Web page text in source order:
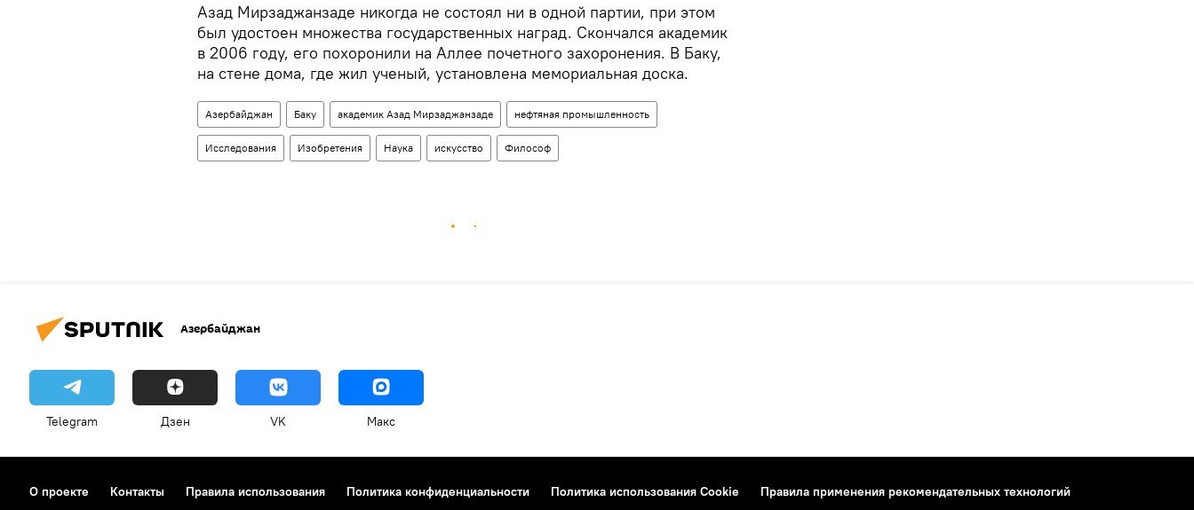
Азад Мирзаджанзаде никогда не состоял ни в одной партии, при этом
был удостоен множества государственных наград. Скончался академик
в 2006 году, его похоронили на Аллее почетного захоронения. В Баку,
на стене дома, где жил ученый, установлена мемориальная доска.
Азербайджан Баку академик Азад Мирзаджанзаде нефтяная промышленность
Исследования Изобретения Наука искусство Философ
Азербайджан
Telegram Дзен VK Макс
О проекте Контакты Правила использования Политика конфиденциальности Политика использования Cookie
Правила применения рекомендательных технологий